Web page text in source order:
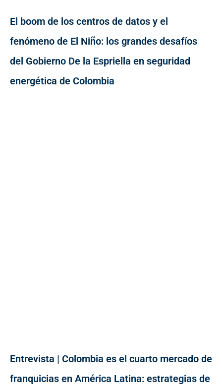
El boom de los centros de datos y el
fenómeno de El Niño: los grandes desafíos
del Gobierno De la Espriella en seguridad
energética de Colombia
Entrevista | Colombia es el cuarto mercado de
franquicias en América Latina: estrategias de